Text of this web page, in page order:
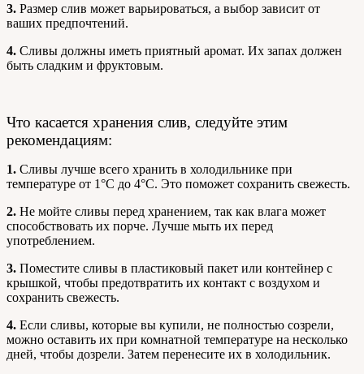
3. Размер слив может варьироваться, а выбор зависит от
ваших предпочтений.
4. Сливы должны иметь приятный аромат. Их запах должен
быть сладким и фруктовым.
Что касается хранения слив, следуйте этим
рекомендациям:
1. Сливы лучше всего хранить в холодильнике при
температуре от 1°C до 4°C. Это поможет сохранить свежесть.
2. Не мойте сливы перед хранением, так как влага может
способствовать их порче. Лучше мыть их перед
употреблением.
3. Поместите сливы в пластиковый пакет или контейнер с
крышкой, чтобы предотвратить их контакт с воздухом и
сохранить свежесть.
4. Если сливы, которые вы купили, не полностью созрели,
можно оставить их при комнатной температуре на несколько
дней, чтобы дозрели. Затем перенесите их в холодильник.